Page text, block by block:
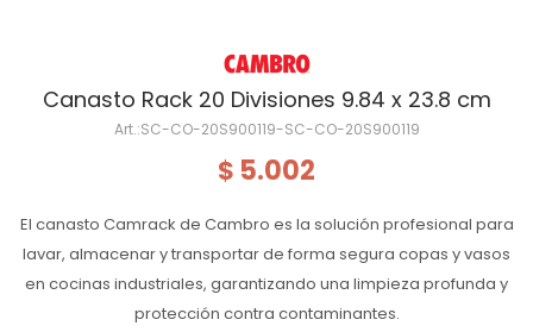
Canasto Rack 20 Divisiones 9.84 x 23.8 cm
SC-CO-20S900119-SC-CO-20S900119
$ 5.002
El canasto Camrack de Cambro es la solución profesional para
lavar, almacenar y transportar de forma segura copas y vasos
en cocinas industriales, garantizando una limpieza profunda y
protección contra contaminantes.